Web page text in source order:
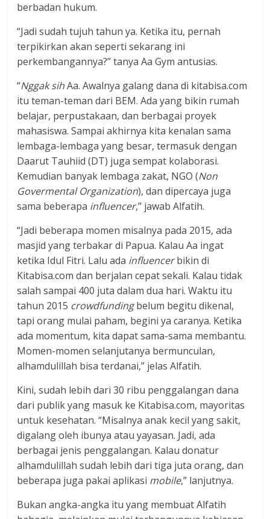
berbadan hukum.
“Jadi sudah tujuh tahun ya. Ketika itu, pernah
terpikirkan akan seperti sekarang ini
perkembangannya?” tanya Aa Gym antusias.
“Nggak sihAa. Awalnya galang dana di kitabisa.com
itu teman-teman dari BEM. Ada yang bikin rumah
belajar, perpustakaan, dan berbagai proyek
mahasiswa. Sampai akhirnya kita kenalan sama
lembaga-lembaga yang besar, termasuk dengan
Daarut Tauhiid (DT) juga sempat kolaborasi.
Kemudian banyak lembaga zakat, NGO (Non
Govermental Organization), dan dipercaya juga
sama beberapa influencer,” jawab Alfatih.
“Jadi beberapa momen misalnya pada 2015, ada
masjid yang terbakar di Papua. Kalau Aa ingat
ketika Idul Fitri. Lalu ada influencerbikin di
Kitabisa.com dan berjalan cepat sekali. Kalau tidak
salah sampai 400 juta dalam dua hari. Waktu itu
tahun 2015 crowdfundingbelum begitu dikenal,
tapi orang mulai paham, begini ya caranya. Ketika
ada momentum, kita dapat sama-sama membantu.
Momen-momen selanjutanya bermunculan,
alhamdulillah bisa terdanai,” jelas Alfatih.
Kini, sudah lebih dari 30 ribu penggalangan dana
dari publik yang masuk ke Kitabisa.com, mayoritas
untuk kesehatan. “Misalnya anak kecil yang sakit,
digalang oleh ibunya atau yayasan. Jadi, ada
berbagai jenis penggalangan. Kalau donatur
alhamdulillah sudah lebih dari tiga juta orang, dan
beberapa juga pakai aplikasi mobile,” lanjutnya.
Bukan angka-angka itu yang membuat Alfatih